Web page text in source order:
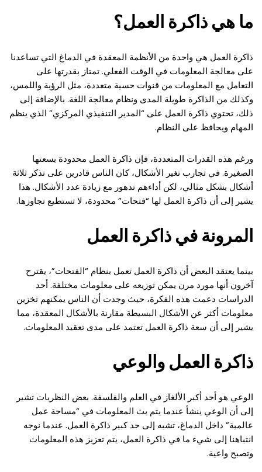
ما هي ذاكرة العمل؟
ذاكرة العمل هي واحدة من الأنظمة المعقدة في الدماغ التي تساعدنا
على معالجة المعلومات في الوقت الفعلي. تمتاز بقدرتها على
التعامل مع المعلومات من قنوات حسية متعددة، مثل الرؤية واللمس،
وكذلك من الذاكرة طويلة المدى ونظام معالجة اللغة. بالإضافة إلى
ذلك، تحتوي ذاكرة العمل على “المدير التنفيذي المركزي” الذي ينظم
المهام ويحافظ على النظام.
ورغم هذه القدرات المتعددة، فإن ذاكرة العمل محدودة بسعتها
الصغيرة. في تجارب تغير الأشكال، كان الناس قادرين على تذكر ثلاثة
أشكال بشكل مثالي، لكن أداءهم تدهور مع زيادة عدد الأشكال. هذا
يشير إلى أن ذاكرة العمل لها “فتحات” محدودة، لا تستطيع تجاوزها.
المرونة في ذاكرة العمل
بينما يعتقد البعض أن ذاكرة العمل تعمل بنظام “الفتحات”، يقترح
آخرون أنها مورد مرن يمكن توزيعه على معلومات مختلفة. أحد
الدراسات دعمت هذه الفكرة، حيث وجدت أن الناس يمكنهم تخزين
معلومات أكثر عن الأشكال البسيطة مقارنة بالأشكال المعقدة، مما
يشير إلى أن سعة ذاكرة العمل تعتمد على مدى تعقيد المعلومات.
ذاكرة العمل والوعي
الوعي هو أحد أكبر الألغاز في العلم والفلسفة. بعض النظريات تشير
إلى أن الوعي ينشأ عندما يتم بث المعلومات في “مساحة عمل
عالمية” داخل الدماغ، تشبه إلى حد كبير ذاكرة العمل. عندما نوجه
انتباهنا إلى شيء ما في ذاكرة العمل، يتم تعزيز هذه المعلومات
وتصبح واعية.